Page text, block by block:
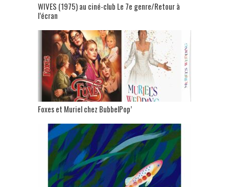
WIVES (1975) au ciné-club Le 7e genre/Retour à
l’écran
Foxes et Muriel chez BubbelPop’